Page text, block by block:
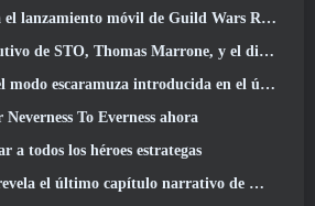
lanzamiento móvil de Guild Wars Reforged
el director creativo de Neverwinter, Randy Mosiondz, hablan sobre los juegos y el futuro de Cryptic.
introducida en el último acto de Valorant
To Everness ahora
a todos los héroes estrategas
capítulo narrativo de Warframe con nuevos cortos de anime